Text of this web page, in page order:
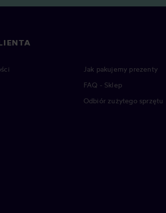
Jak pakujemy prezenty
FAQ - Sklep
Odbiór zużytego sprzętu